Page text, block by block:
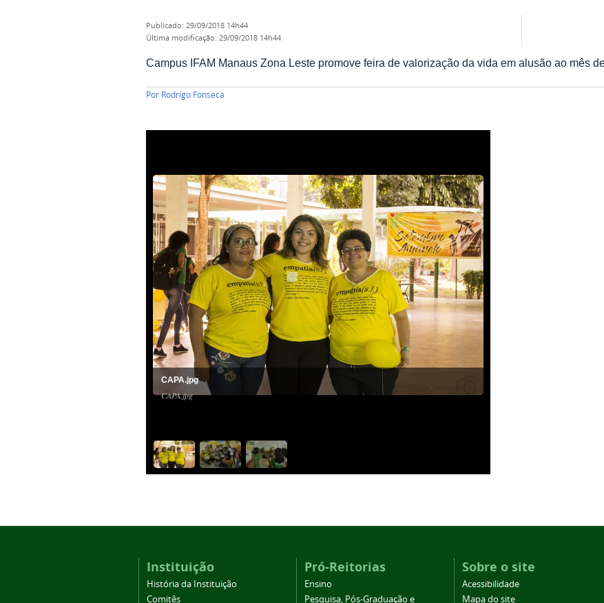
publicado: 29/09/2018 14h44
última modificação: 29/09/2018 14h44
Campus IFAM Manaus Zona Leste promove feira de valorização da vida em alusão ao mês
Por Rodrigo Fonseca
CAPA.jpg
CAPA.jpg
Instituição
História da Instituição
Comitês
Pró-Reitorias
Ensino
Pesquisa, Pós-Graduação e
Sobre o site
Acessibilidade
Mapa do site